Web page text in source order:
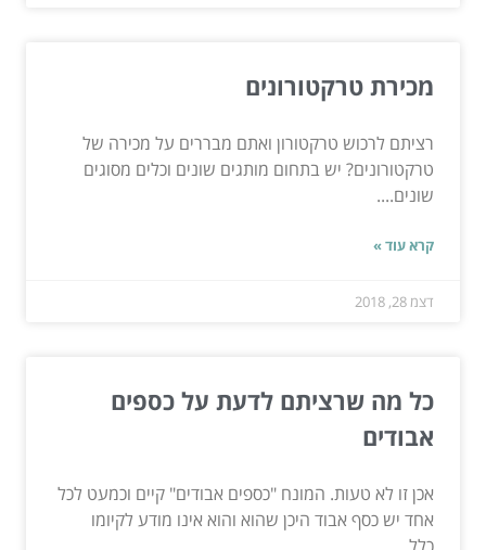
מכירת טרקטורונים
רציתם לרכוש טרקטורון ואתם מבררים על מכירה של
טרקטורונים? יש בתחום מותגים שונים וכלים מסוגים
שונים....
קרא עוד »
דצמ 28, 2018
כל מה שרציתם לדעת על כספים
אבודים
אכן זו לא טעות. המונח "כספים אבודים" קיים וכמעט לכל
אחד יש כסף אבוד היכן שהוא והוא אינו מודע לקיומו